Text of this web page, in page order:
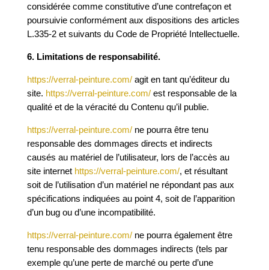
considérée comme constitutive d’une contrefaçon et
poursuivie conformément aux dispositions des articles
L.335-2 et suivants du Code de Propriété Intellectuelle.
6. Limitations de responsabilité.
https://verral-peinture.com/agit en tant qu’éditeur du
site. https://verral-peinture.com/est responsable de la
qualité et de la véracité du Contenu qu’il publie.
https://verral-peinture.com/ne pourra être tenu
responsable des dommages directs et indirects
causés au matériel de l’utilisateur, lors de l’accès au
site internet https://verral-peinture.com/, et résultant
soit de l’utilisation d’un matériel ne répondant pas aux
spécifications indiquées au point 4, soit de l’apparition
d’un bug ou d’une incompatibilité.
https://verral-peinture.com/ne pourra également être
tenu responsable des dommages indirects (tels par
exemple qu’une perte de marché ou perte d’une